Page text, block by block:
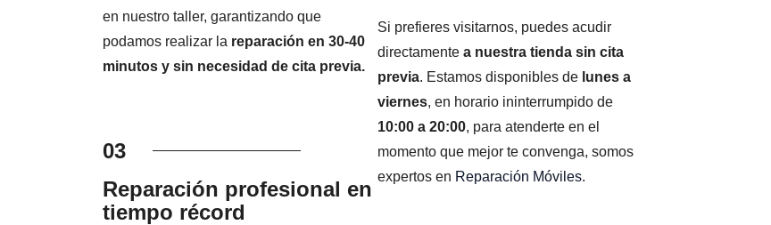
en nuestro taller, garantizando que
podamos realizar la reparación en 30-40
minutos y sin necesidad de cita previa.
03
Reparación profesional en
tiempo récord
Si prefieres visitarnos, puedes acudir
directamentea nuestra tienda sin cita
previa. Estamos disponibles de lunes a
viernes, en horario ininterrumpido de
10:00 a 20:00, para atenderte en el
momento que mejor te convenga, somos
expertos en Reparación Móviles.